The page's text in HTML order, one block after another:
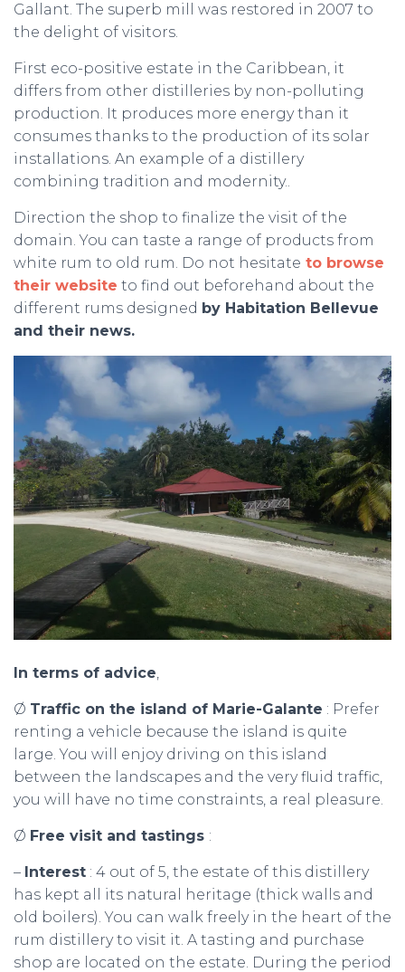
Gallant. The superb mill was restored in 2007 to
the delight of visitors.
First eco-positive estate in the Caribbean, it
differs from other distilleries by non-polluting
production. It produces more energy than it
consumes thanks to the production of its solar
installations. An example of a distillery
combining tradition and modernity..
Direction the shop to finalize the visit of the
domain. You can taste a range of products from
white rum to old rum. Do not hesitate to browse
their website to find out beforehand about the
different rums designed by Habitation Bellevue
and their news.
In terms of advice
Ø Traffic on the island of Marie-Galante : Prefer
renting a vehicle because the island is quite
large. You will enjoy driving on this island
between the landscapes and the very fluid traffic,
you will have no time constraints, a real pleasure.
Ø Free visit and tastings :
– Interest : 4 out of 5, the estate of this distillery
has kept all its natural heritage (thick walls and
old boilers). You can walk freely in the heart of the
rum distillery to visit it. A tasting and purchase
shop are located on the estate. During the period